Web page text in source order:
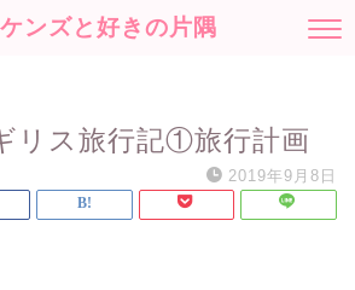
ンズと好きの片隅
リス旅行記①旅行計画
2019年9月8日